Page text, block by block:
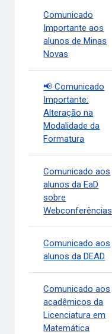
Comunicado
Importante aos
alunos de Minas
Novas
📢 Comunicado
Importante:
Alteração na
Modalidade da
Formatura
Comunicado aos
alunos da EaD
sobre
Webconferências
Comunicado aos
alunos da DEAD
Comunicado aos
acadêmicos da
Licenciatura em
Matemática